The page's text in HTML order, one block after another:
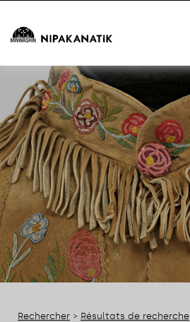
Rechercher > Résultats de recherche